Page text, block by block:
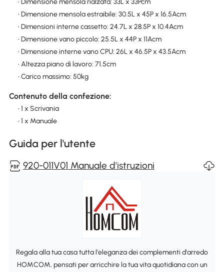
• Dimensione mensola rialzata: 33L x 33Pcm
• Dimensione mensola estraibile: 30.5L x 45P x 16.5Acm
• Dimensioni interne cassetto: 24.7L x 28.5P x 10.4Acm
• Dimensione vano piccolo: 25.5L x 44P x 11Acm
• Dimensione interne vano CPU: 26L x 46.5P x 43.5Acm
• Altezza piano di lavoro: 71.5cm
• Carico massimo: 50kg
Contenuto della confezione:
• 1 x Scrivania
• 1 x Manuale
Guida per l'utente
920-011V01 Manuale d'istruzioni
Regala alla tua casa tutta l'eleganza dei complementi d'arredo
HOMCOM, pensati per arricchire la tua vita quotidiana con un